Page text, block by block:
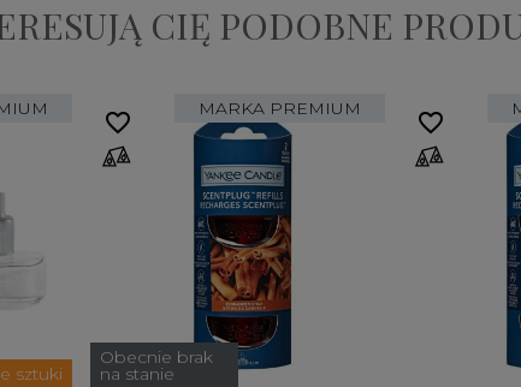
CIĘ PODOBNE
sztuki
MARKA PREMIUM
Obecnie brak
na stanie
favorite_border favorite_border